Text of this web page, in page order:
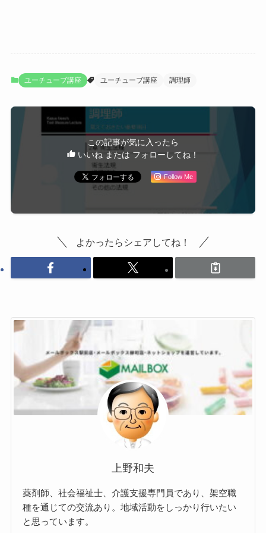
ユーチューブ講座 ユーチューブ講座 調理師
この記事が気に入ったら
いいね または フォローしてね！
Follow Me
よかったらシェアしてね！
上野和夫
薬剤師、社会福祉士、介護支援専門員であり、架空職
種を通じての交流あり。地域活動をしっかり行いたい
と思っています。